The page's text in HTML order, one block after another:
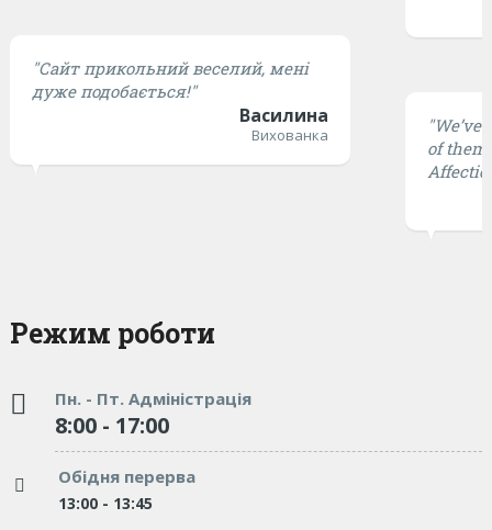
"Сайт прикольний веселий, мені
дуже подобається!"
Василина
Вихованка
of them
Режим роботи
Пн. - Пт. Адміністрація
8:00 - 17:00
Обідня перерва
13:00 - 13:45